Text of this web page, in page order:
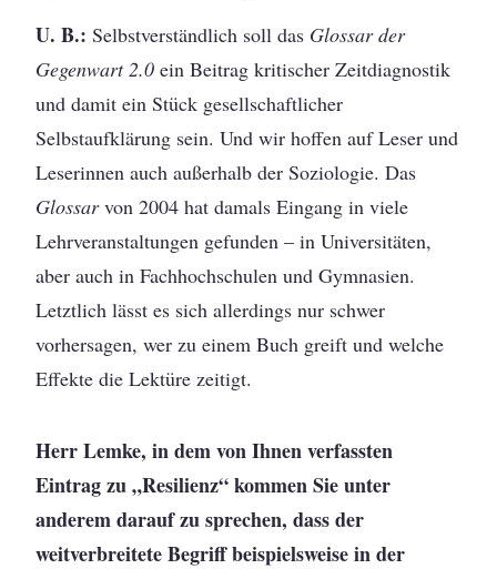
U. B.: Selbstverständlich soll das Glossar der
Gegenwart 2.0 ein Beitrag kritischer Zeitdiagnostik
und damit ein Stück gesellschaftlicher
Selbstaufklärung sein. Und wir hoffen auf Leser und
Leserinnen auch außerhalb der Soziologie. Das
Glossarvon 2004 hat damals Eingang in viele
Lehrveranstaltungen gefunden – in Universitäten,
aber auch in Fachhochschulen und Gymnasien.
Letztlich lässt es sich allerdings nur schwer
vorhersagen, wer zu einem Buch greift und welche
Effekte die Lektüre zeitigt.
Herr Lemke, in dem von Ihnen verfassten
Eintrag zu „Resilienz“ kommen Sie unter
anderem darauf zu sprechen, dass der
weitverbreitete Begriff beispielsweise in der